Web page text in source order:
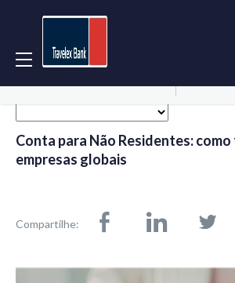
Conta para Não Residentes:
empresas globais
Compartilhe: